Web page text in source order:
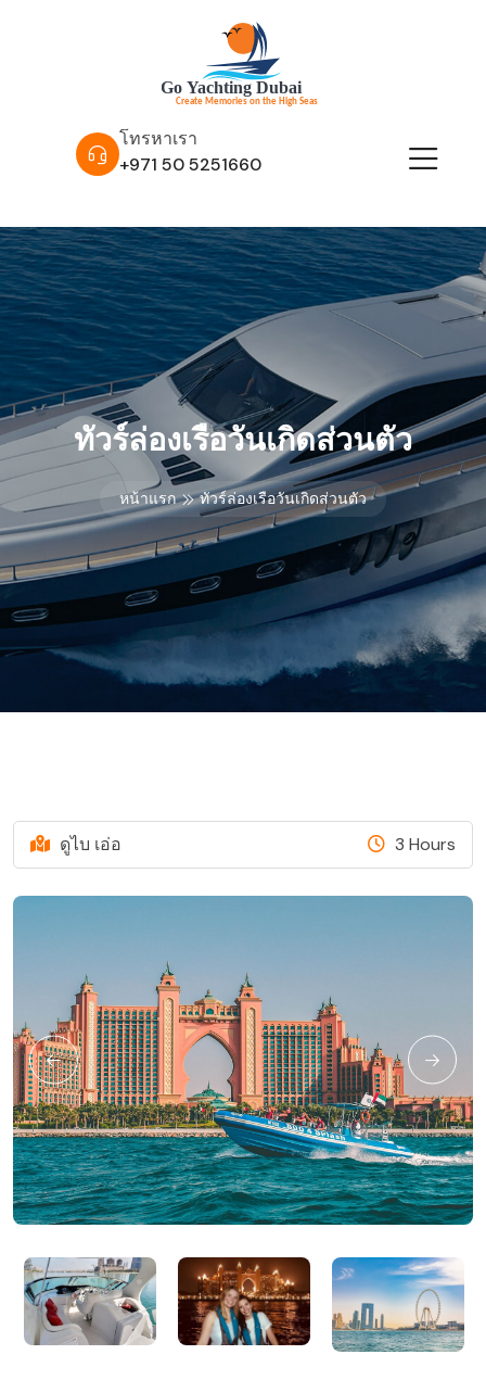
โทรหาเรา
+971 50 5251660
ทัวร์ล่องเรือวันเกิดส่วนตัว
หน้าแรก ทัวร์ล่องเรือวันเกิดส่วนตัว
ดูไบ เอ่อ 3 Hours